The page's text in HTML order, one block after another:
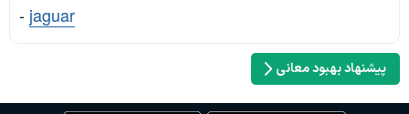
- jaguar
پیشنهاد بهبود معانی